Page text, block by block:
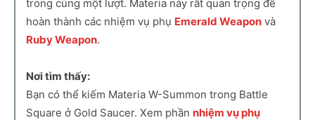
trong cùng một lượt. Materia này rất quan trọng để
hoàn thành các nhiệm vụ phụ Emerald Weapon và
Ruby Weapon.
Nơi tìm thấy:
Bạn có thể kiếm Materia W-Summon trong Battle
Square ở Gold Saucer. Xem phần nhiệm vụ phụ